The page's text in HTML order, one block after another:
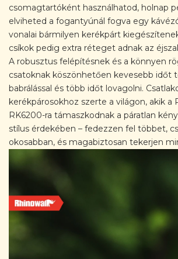
csomagtartóként használhatod, holnap
elviheted a fogantyúnál fogva egy
vonalai bármilyen kerékpárt
csíkok pedig extra réteget adnak az
A robusztus felépítésnek és a könnyen
csatoknak köszönhetően kevesebb időt
babrálással és több időt lovagolni.
kerékpárosokhoz szerte a világon, akik a
RK6200-ra támaszkodnak a páratlan
stílus érdekében – fedezzen fel többet,
okosabban, és magabiztosan tekerjen